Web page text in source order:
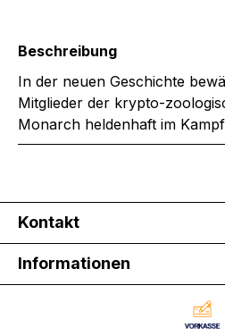
Beschreibung
In der neuen Geschichte
Mitglieder der krypto-
Monarch heldenhaft im
Kontakt
Informationen